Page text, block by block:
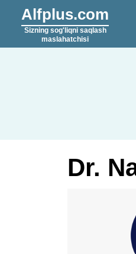
Alfplus.com
Sizning sog'liqni saqlash
maslahatchisi
Dr.